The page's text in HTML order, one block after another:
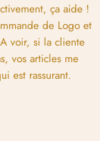
ça aide !
de Logo et
voir, si la cliente
vos articles me
est rassurant.